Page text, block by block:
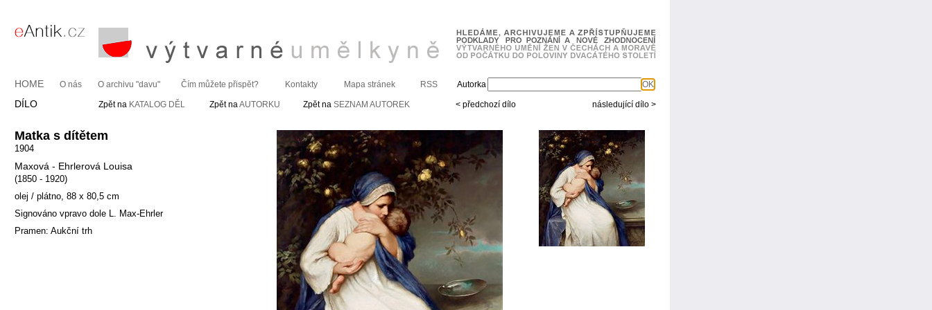
HOME O nás O archivu "davu" Čím můžete přispět? Kontakty Mapa stránek RSS Autorka OK
DÍLO Zpět na KATALOG DĚL Zpět naAUTORKU Zpět na SEZNAM AUTOREK < předchozí dílo následující dílo >
Matka s dítětem
1904
Maxová - Ehrlerová Louisa
(1850 - 1920)
olej / plátno, 88 x 80,5 cm
Signováno vpravo dole L. Max-Ehrler
Pramen: Aukční trh